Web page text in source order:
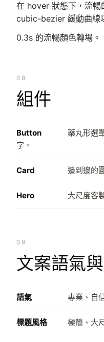
在 hover 狀態下，流暢
cubic-bezier 緩動曲線
0.3s 的流暢顏色轉場。
08
組件
Button
藥丸形選
字。
Card 邊到邊的
Hero 大尺度客
09
文案語氣
語氣 專業、自
標題風格 極簡、大